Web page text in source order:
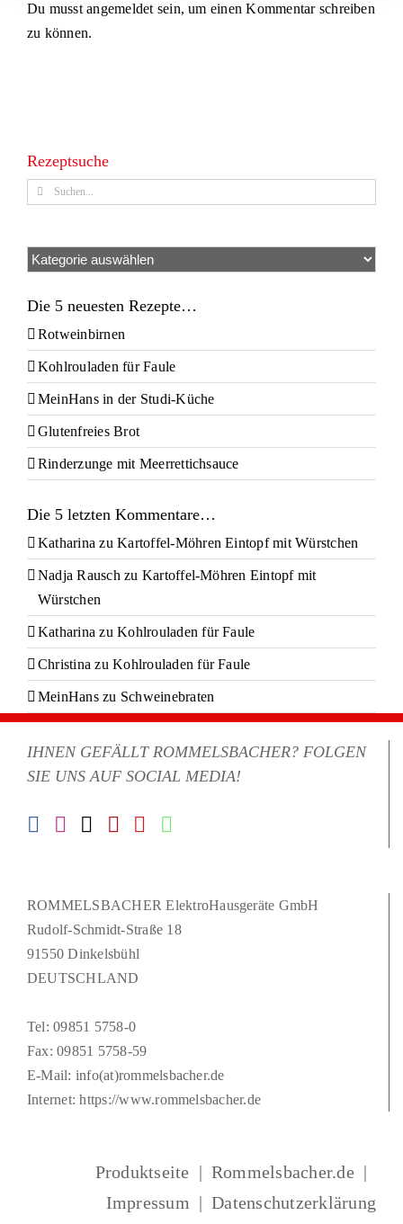
Du musstangemeldet sein, um einen Kommentar schreiben
zu können.
Rezeptsuche
Suche
Kategorien
Die 5 neuesten Rezepte…
Rotweinbirnen
Kohlrouladen für Faule
MeinHans in der Studi-Küche
Glutenfreies Brot
Rinderzunge mit Meerrettichsauce
Die 5 letzten Kommentare…
Katharina zuKartoffel-Möhren Eintopf mit Würstchen
Nadja Rausch zu Kartoffel-Möhren Eintopf mit
Würstchen
Katharina zuKohlrouladen für Faule
Christina zuKohlrouladen für Faule
MeinHanszu Schweinebraten
IHNEN GEFÄLLT ROMMELSBACHER? FOLGEN
SIE UNS AUF SOCIAL MEDIA!
ROMMELSBACHER ElektroHausgeräte GmbH
Rudolf-Schmidt-Straße 18
91550 Dinkelsbühl
DEUTSCHLAND
Tel:09851 5758-0
Fax: 09851 5758-59
E-Mail: info(at)rommelsbacher.de
Internet:https://www.rommelsbacher.de
Produktseite
Rommelsbacher.de
Impressum
Datenschutzerklärung